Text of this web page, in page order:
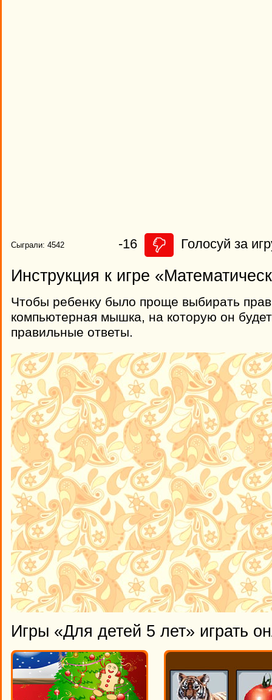
Сыграли: 4542 -16 Голосуй за
Инструкция к игре
Чтобы ребенку было проще выбирать
компьютерная мышка, на которую он
правильные ответы.
Игры «Для детей 5 лет» играть